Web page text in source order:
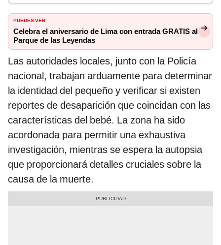
PUEDES VER:
Celebra el aniversario de Lima con entrada GRATIS al
Parque de las Leyendas
Las autoridades locales, junto con la Policía
nacional, trabajan arduamente para determinar
la identidad del pequeño y verificar si existen
reportes de desaparición que coincidan con las
características del bebé. La zona ha sido
acordonada para permitir una exhaustiva
investigación, mientras se espera la autopsia
que proporcionará detalles cruciales sobre la
causa de la muerte.